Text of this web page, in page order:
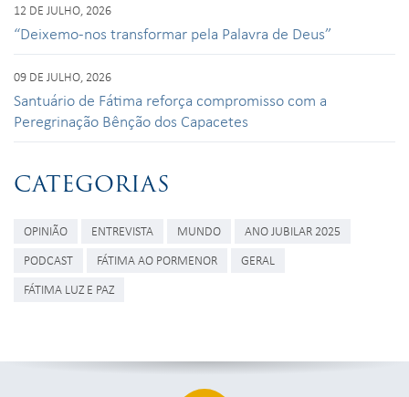
12 DE JULHO, 2026
“Deixemo-nos transformar pela Palavra de Deus”
09 DE JULHO, 2026
Santuário de Fátima reforça compromisso com a
Peregrinação Bênção dos Capacetes
CATEGORIAS
OPINIÃO ENTREVISTA MUNDO
ANO JUBILAR 2025
PODCAST
FÁTIMA AO PORMENOR
GERAL
FÁTIMA LUZ E PAZ